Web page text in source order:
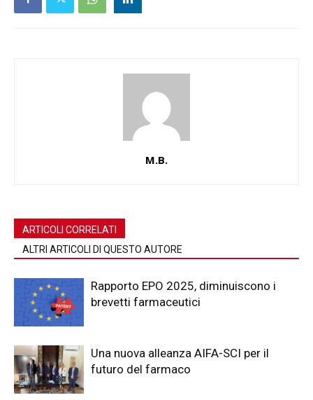
M.B.
ARTICOLI CORRELATI
ALTRI ARTICOLI DI QUESTO AUTORE
Rapporto EPO 2025, diminuiscono i
brevetti farmaceutici
Una nuova alleanza AIFA-SCI per il
futuro del farmaco